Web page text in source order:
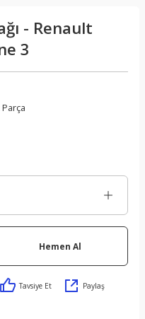
- Renault
3
Hemen Al
Tavsiye Et Paylaş